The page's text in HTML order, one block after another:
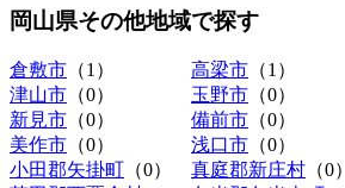
岡山県その他地域で探す
倉敷市 （1） 高梁市 （1）
津山市 （0） 玉野市 （0）
新見市 （0） 備前市 （0）
美作市 （0） 浅口市 （0）
小田郡矢掛町 （0） 真庭郡新庄村 （0）